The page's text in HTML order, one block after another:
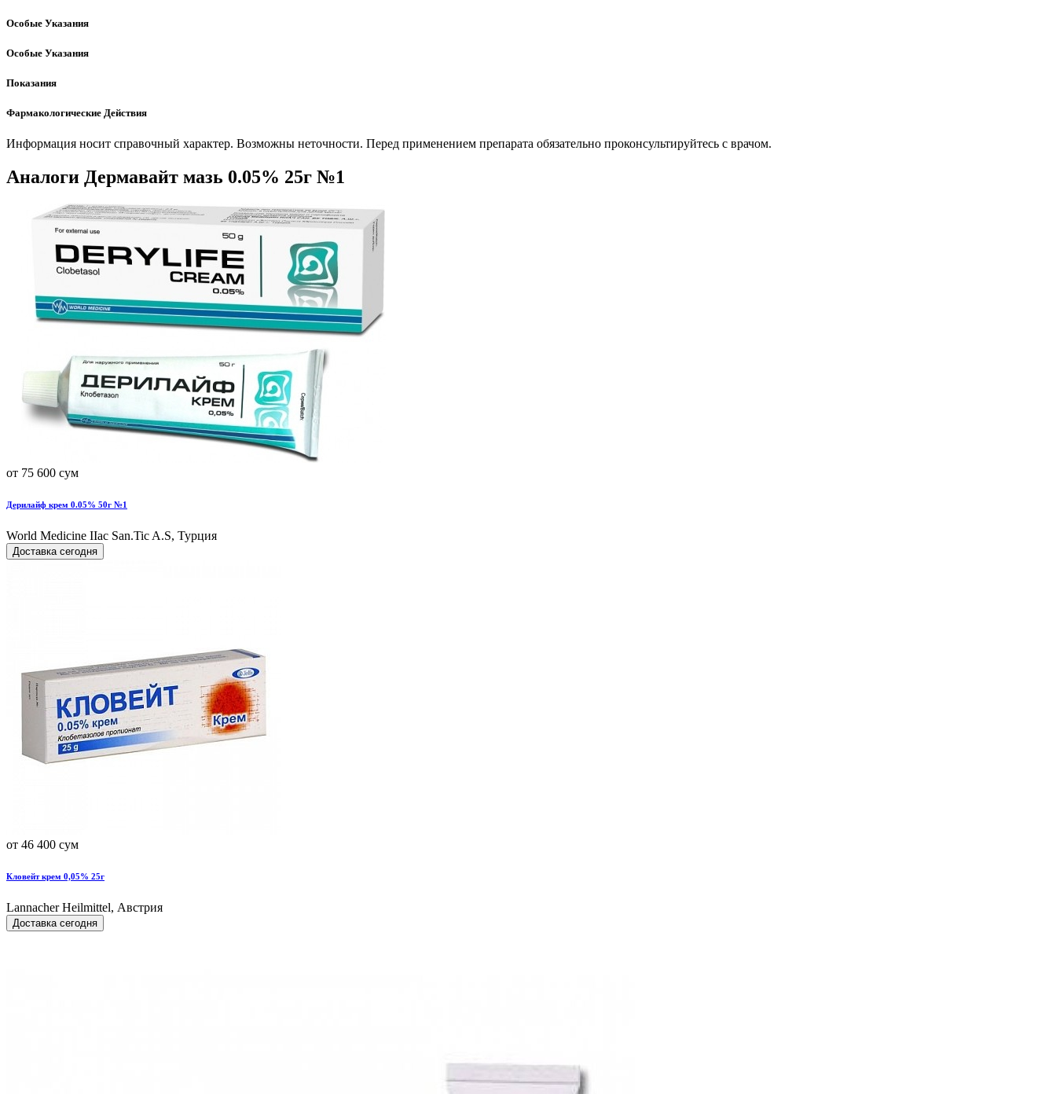
Особые Указания
Особые Указания
Показания
Фармакологические Действия
Информация носит справочный характер. Возможны неточности. Перед применением препарата обязательно проконсультируйтесь с врачом.
Аналоги Дермавайт мазь 0.05% 25г №1
от 75 600 сум
Дерилайф крем 0.05% 50г №1
World Мedicine IIac San.Tic A.S, Турция
Доставка сегодня
от 46 400 сум
Кловейт крем 0,05% 25г
Lannacher Heilmittel, Австрия
Доставка сегодня